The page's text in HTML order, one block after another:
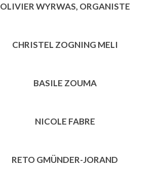
OLIVIER WYRWAS, ORGANISTE
CHRISTEL ZOGNING MELI
BASILE ZOUMA
NICOLE FABRE
RETO GMÜNDER-JORAND